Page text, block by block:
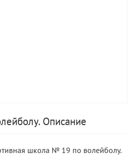
Описание
школа № 19 по волейболу.